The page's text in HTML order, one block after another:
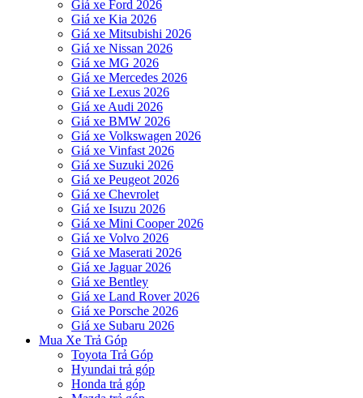
Giá xe Ford 2026
Giá xe Kia 2026
Giá xe Mitsubishi 2026
Giá xe Nissan 2026
Giá xe MG 2026
Giá xe Mercedes 2026
Giá xe Lexus 2026
Giá xe Audi 2026
Giá xe BMW 2026
Giá xe Volkswagen 2026
Giá xe Vinfast 2026
Giá xe Suzuki 2026
Giá xe Peugeot 2026
Giá xe Chevrolet
Giá xe Isuzu 2026
Giá xe Mini Cooper 2026
Giá xe Volvo 2026
Giá xe Maserati 2026
Giá xe Jaguar 2026
Giá xe Bentley
Giá xe Land Rover 2026
Giá xe Porsche 2026
Giá xe Subaru 2026
Mua Xe Trả Góp
Toyota Trả Góp
Hyundai trả góp
Honda trả góp